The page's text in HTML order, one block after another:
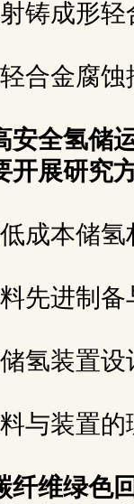
射铸成形
轻合金腐
安全氢储
开展研究
低成本储
料先进制
储氢装置
料与装置
纤维绿色